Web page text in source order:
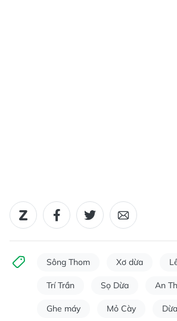
Sông Thom Xơ dừa
Trí Trần Sọ Dừa An
Ghe máy Mỏ Cày Dừa